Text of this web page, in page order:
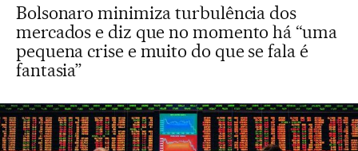
Bolsonaro minimiza turbulência dos
mercados e diz que no momento há “uma
pequena crise e muito do que se fala é
fantasia”